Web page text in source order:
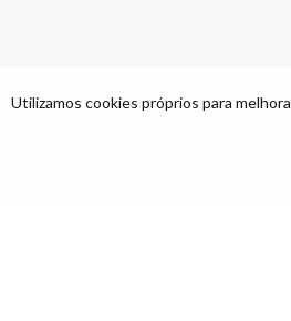
Utilizamos cookies próprios para